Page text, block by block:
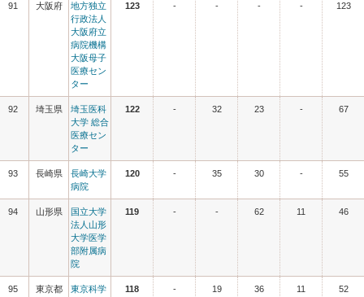
91 大阪府
地方独立
行政法人
大阪府立
病院機構
大阪母子
医療セン
ター
123 - - - - 123
92 埼玉県
埼玉医科
大学 総合
医療セン
ター
122 - 32 23 - 67
93 長崎県
長崎大学
病院
120 - 35 30 - 55
94 山形県
国立大学
法人山形
大学医学
部附属病
院
119 - - 62 11 46
95 東京都 東京科学 118 - 19 36 11 52